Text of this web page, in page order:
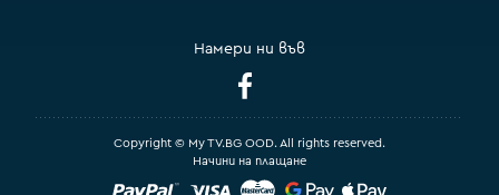
Намери ни във
Начини на плащане
Copyright © My TV.BG OOD. All rights reserved.